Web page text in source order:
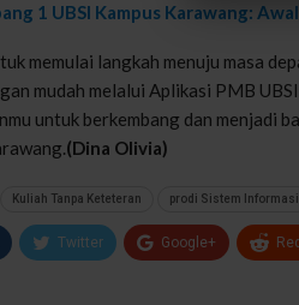
1 UBSI Kampus Karawang:
memulai langkah menuju masa
mudah melalui Aplikasi PMB
untuk berkembang dan menjadi
(Dina Olivia)
Kuliah Tanpa Keteteran prodi Sistem Informasi
Twitter Google+